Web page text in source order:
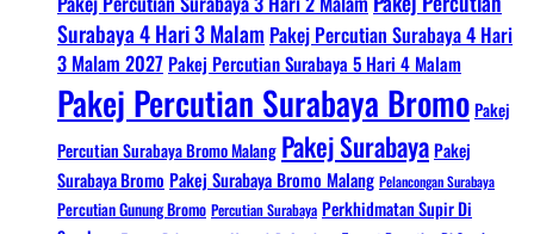
Surabaya 4 Hari 3 Malam Pakej Percutian Surabaya 4 Hari
3 Malam 2027 Pakej Percutian Surabaya 5 Hari 4 Malam
Pakej Percutian Surabaya BromoPakej
Percutian Surabaya Bromo Malang Pakej SurabayaPakej
Surabaya Bromo Pakej Surabaya Bromo Malang Pelancongan Surabaya
Percutian Gunung Bromo Percutian Surabaya Perkhidmatan Supir Di